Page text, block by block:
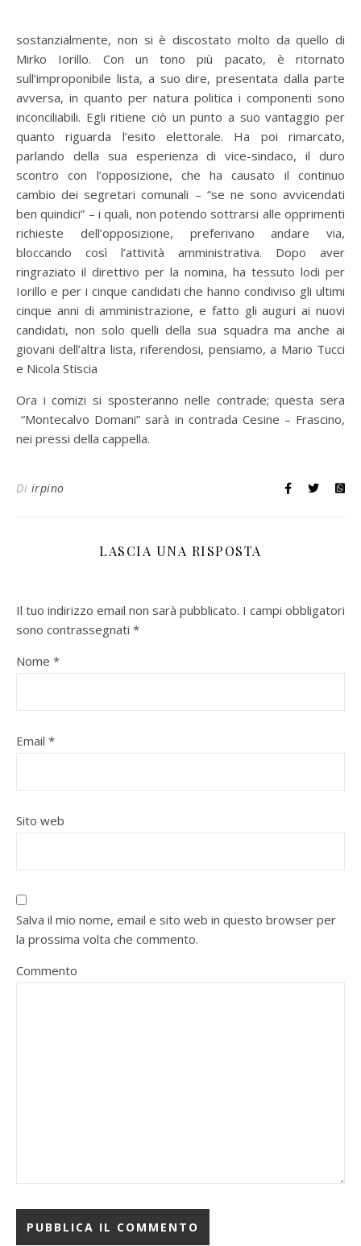
sostanzialmente, non si è discostato molto da quello di
Mirko Iorillo. Con un tono più pacato, è ritornato
sull’improponibile lista, a suo dire, presentata dalla parte
avversa, in quanto per natura politica i componenti sono
inconciliabili. Egli ritiene ciò un punto a suo vantaggio per
quanto riguarda l’esito elettorale. Ha poi rimarcato,
parlando della sua esperienza di vice-sindaco, il duro
scontro con l’opposizione, che ha causato il continuo
cambio dei segretari comunali – “se ne sono avvicendati
ben quindici” – i quali, non potendo sottrarsi alle opprimenti
richieste dell’opposizione, preferivano andare via,
bloccando così l’attività amministrativa. Dopo aver
ringraziato il direttivo per la nomina, ha tessuto lodi per
Iorillo e per i cinque candidati che hanno condiviso gli ultimi
cinque anni di amministrazione, e fatto gli auguri ai nuovi
candidati, non solo quelli della sua squadra ma anche ai
giovani dell’altra lista, riferendosi, pensiamo, a Mario Tucci
e Nicola Stiscia
Ora i comizi si sposteranno nelle contrade; questa sera
“Montecalvo Domani” sarà in contrada Cesine – Frascino,
nei pressi della cappella.
Di irpino
LASCIA UNA RISPOSTA
Il tuo indirizzo email non sarà pubblicato. I campi obbligatori
sono contrassegnati *
Nome *
Email *
Sito web
Salva il mio nome, email e sito web in questo browser per
la prossima volta che commento.
Commento